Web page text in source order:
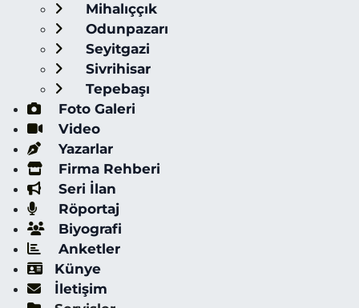
Mihalıççık
Odunpazarı
Seyitgazi
Sivrihisar
Tepebaşı
Foto Galeri
Video
Yazarlar
Firma Rehberi
Seri İlan
Röportaj
Biyografi
Anketler
Künye
İletişim